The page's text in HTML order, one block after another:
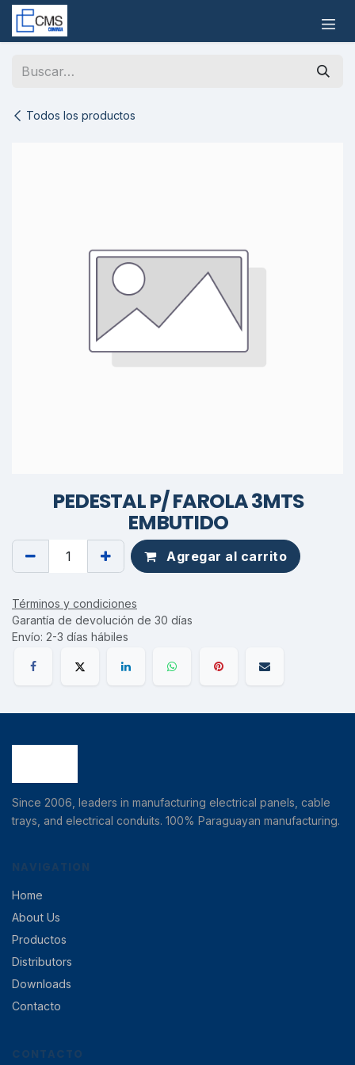
Ir al contenido
Todos los productos
PEDESTAL P/ FAROLA 3MTS
EMBUTIDO
Agregar al carrito
Términos y condiciones
Garantía de devolución de 30 días
Envío: 2-3 días hábiles
Since 2006, leaders in manufacturing electrical panels, cable
trays, and electrical conduits. 100% Paraguayan manufacturing.
NAVIGATION
Home
About Us
Productos
Distributors
Downloads
Contacto
CONTACTO